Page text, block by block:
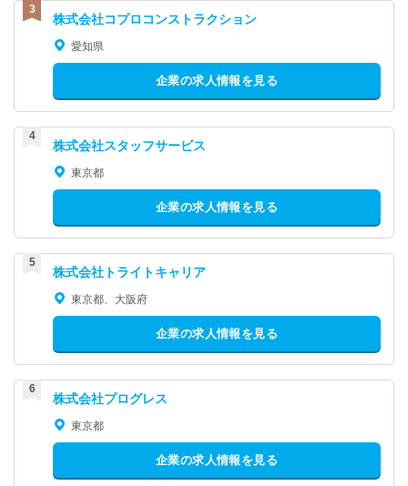
株式会社コプロコンストラクション
愛知県
企業の求人情報を見る
株式会社スタッフサービス
東京都
企業の求人情報を見る
株式会社トライトキャリア
東京都、大阪府
企業の求人情報を見る
株式会社プログレス
東京都
企業の求人情報を見る